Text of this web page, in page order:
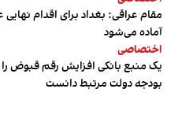
مقام عراقی: بغداد برای اقدام
آماده می‌شود
اختصاصی
یک منبع بانکی افزایش رقم قبوض
بودجه دولت مرتبط دانست